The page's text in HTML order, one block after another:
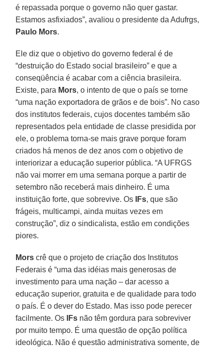
é repassada porque o governo não quer gastar.
Estamos asfixiados”, avaliou o presidente da Adufrgs,
Paulo Mors.
Ele diz que o objetivo do governo federal é de
“destruição do Estado social brasileiro” e que a
conseqüência é acabar com a ciência brasileira.
Existe, para Mors, o intento de que o país se torne
“uma nação exportadora de grãos e de bois”. No caso
dos institutos federais, cujos docentes também são
representados pela entidade de classe presidida por
ele, o problema torna-se mais grave porque foram
criados há menos de dez anos com o objetivo de
interiorizar a educação superior pública. “A UFRGS
não vai morrer em uma semana porque a partir de
setembro não receberá mais dinheiro. É uma
instituição forte, que sobrevive. Os
IFs, que são
frágeis, multicampi, ainda muitas vezes em
construção”, diz o sindicalista, estão em condições
piores.
Mors crê que o projeto de criação dos Institutos
Federais é “uma das idéias mais generosas de
investimento para uma nação – dar acesso a
educação superior, gratuita e de qualidade para todo
o país. É o dever do Estado. Mas isso pode perecer
facilmente. Os
IFs não têm gordura para sobreviver
por muito tempo. É uma questão de opção política
ideológica. Não é questão administrativa somente, de